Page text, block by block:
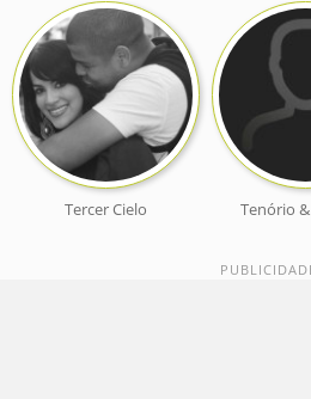
Tercer Cielo Tenório